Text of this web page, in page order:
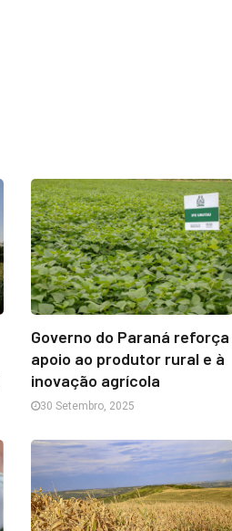
Governo do Paraná reforça
apoio ao produtor rural e à
inovação agrícola
30 Setembro, 2025